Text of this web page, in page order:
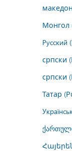
Монгол
Русский
српски
српски
Татар